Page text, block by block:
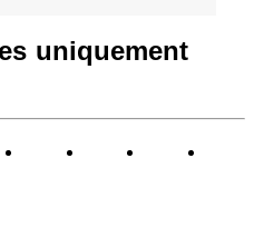
uniquement